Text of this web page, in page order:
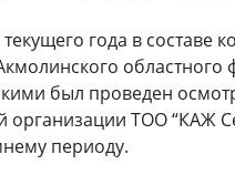
года в составе
был проведен
организации ТОО “КАЖ
периоду.